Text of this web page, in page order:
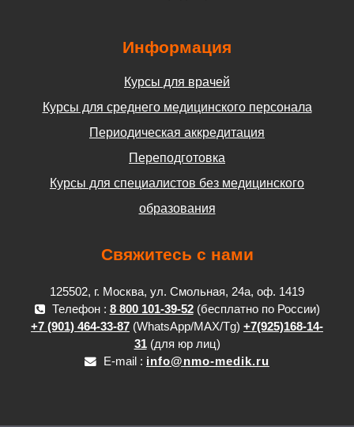
Информация
Курсы для врачей
Курсы для среднего медицинского персонала
Периодическая аккредитация
Переподготовка
Курсы для специалистов без медицинского
образования
Свяжитесь с нами
125502, г. Москва, ул. Смольная, 24а, оф. 1419
Телефон : 8 800 101-39-52(бесплатно по России)
+7 (901) 464-33-87 (WhatsApp/MAX/Tg) +7(925)168-14-
31(для юр лиц)
E-mail : info@nmo-medik.ru